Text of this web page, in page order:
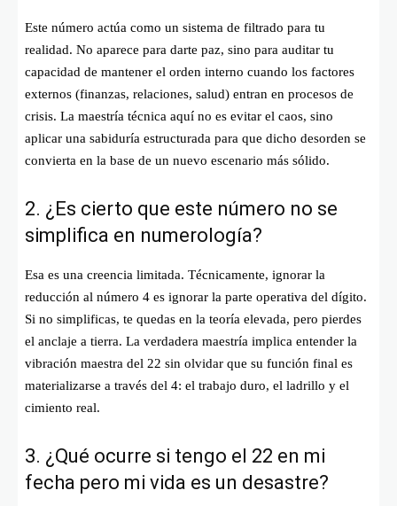
Este número actúa como un sistema de filtrado para tu
realidad. No aparece para darte paz, sino para auditar tu
capacidad de mantener el orden interno cuando los factores
externos (finanzas, relaciones, salud) entran en procesos de
crisis. La maestría técnica aquí no es evitar el caos, sino
aplicar una sabiduría estructurada para que dicho desorden se
convierta en la base de un nuevo escenario más sólido.
2. ¿Es cierto que este número no se
simplifica en numerología?
Esa es una creencia limitada. Técnicamente, ignorar la
reducción al número 4 es ignorar la parte operativa del dígito.
Si no simplificas, te quedas en la teoría elevada, pero pierdes
el anclaje a tierra. La verdadera maestría implica entender la
vibración maestra del 22 sin olvidar que su función final es
materializarse a través del 4: el trabajo duro, el ladrillo y el
cimiento real.
3. ¿Qué ocurre si tengo el 22 en mi
fecha pero mi vida es un desastre?